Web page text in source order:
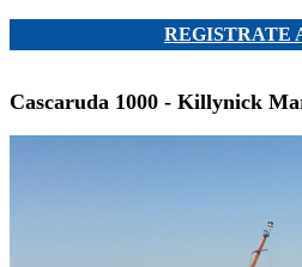
REGISTRATE
Cascaruda 1000 - Killynick